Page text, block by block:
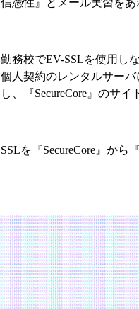
信憑性』とメール実習を
勤務校でEV-SSLを使用し
個人契約のレンタルサー
し、『SecureCore』のサ
SSLを『SecureCore』から